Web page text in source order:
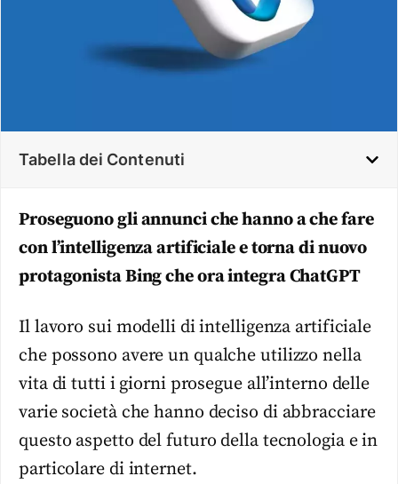
Tabella dei Contenuti
Proseguono gli annunci che hanno a che fare
con l’intelligenza artificiale e torna di nuovo
protagonista Bing che ora integra ChatGPT
Il lavoro sui modelli di intelligenza artificiale
che possono avere un qualche utilizzo nella
vita di tutti i giorni prosegue all’interno delle
varie società che hanno deciso di abbracciare
questo aspetto del futuro della tecnologia e in
particolare di internet.